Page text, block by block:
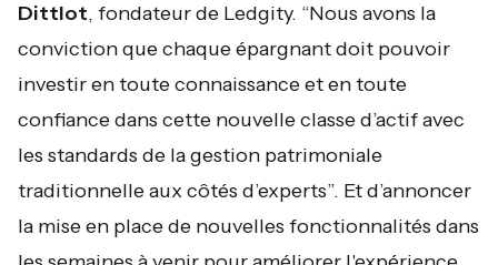
Dittlot, fondateur de Ledgity. “Nous avons la
conviction que chaque épargnant doit pouvoir
investir en toute connaissance et en toute
confiance dans cette nouvelle classe d’actif avec
les standards de la gestion patrimoniale
traditionnelle aux côtés d’experts”. Et d’annoncer
la mise en place de nouvelles fonctionnalités dans